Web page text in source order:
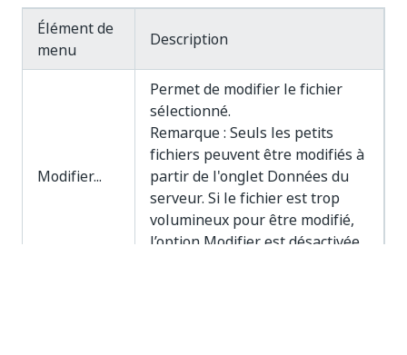
Élément de
menu
Description
Modifier...
Permet de modifier le fichier
sélectionné.
Remarque : Seuls les petits
fichiers peuvent être modifiés à
partir de l'onglet Données du
serveur. Si le fichier est trop
volumineux pour être modifié,
l’option Modifier est désactivée.